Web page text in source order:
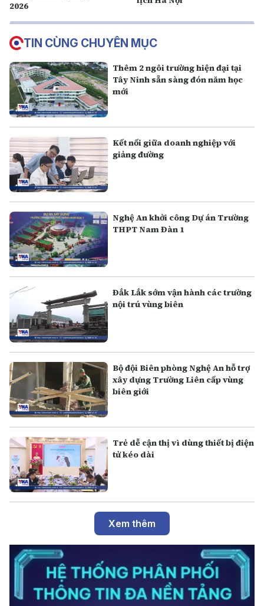
2026
TIN CÙNG CHUYÊN MỤC
Thêm 2 ngôi trường hiện đại tại
Tây Ninh sẵn sàng đón năm học
mới
Kết nối giữa doanh nghiệp với
giảng đường
Nghệ An khởi công Dự án Trường
THPT Nam Đàn 1
Đắk Lắk sớm vận hành các trường
nội trú vùng biên
Bộ đội Biên phòng Nghệ An hỗ trợ
xây dựng Trường Liên cấp vùng
biên giới
Trẻ dễ cận thị vì dùng thiết bị điện
tử kéo dài
Xem thêm